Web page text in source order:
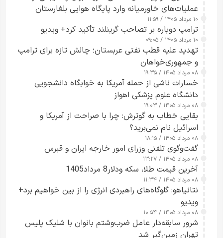
عملیات‌های خاورمیانه وارد پایگاه هوایی بلغارستان
شدند
۱۰ مرداد ۱۴۰۵ / ۱۱:۵۹
ترامپ دوباره بر تصاحب گرینلند تأکید کرد+ ویدیو
۱۰ مرداد ۱۴۰۵ / ۰۹:۰۵
تهدید علیه قطب نفتی عربستان؛ چالش تازه برای ترامپ
و جمهوری‌خواهان
۰۸ مرداد ۱۴۰۵ / ۱۹:۳۵
خسارات ناشی از حمله آمریکا به خوابگاه دانشجویی
دانشگاه علوم پزشکی اهواز
۰۸ مرداد ۱۴۰۵ / ۱۹:۰۳
بقایی خطاب به گوترش: چرا با صراحت از آمریکا و
اسرائیل نام نمی‌برید؟
۰۸ مرداد ۱۴۰۵ / ۱۸:۱۵
گفت‌وگوی تلفنی وزرای امور خارجه ایران و قبرس
۰۸ مرداد ۱۴۰۵ / ۱۳:۲۷
آخرین قیمت طلا، سکه ودلار8 مرداد1405
۰۸ مرداد ۱۴۰۵ / ۱۱:۳۴
نتانیاهو: گلوگاه‌های راهبردی انرژی را از بین خواهیم برد+
ویدیو
۰۸ مرداد ۱۴۰۵ / ۱۰:۵۴
شرور سابقه‌دار عامل ضرب‌وشتم بانوان با شلیک پلیس
تهران زمین‌گیر شد